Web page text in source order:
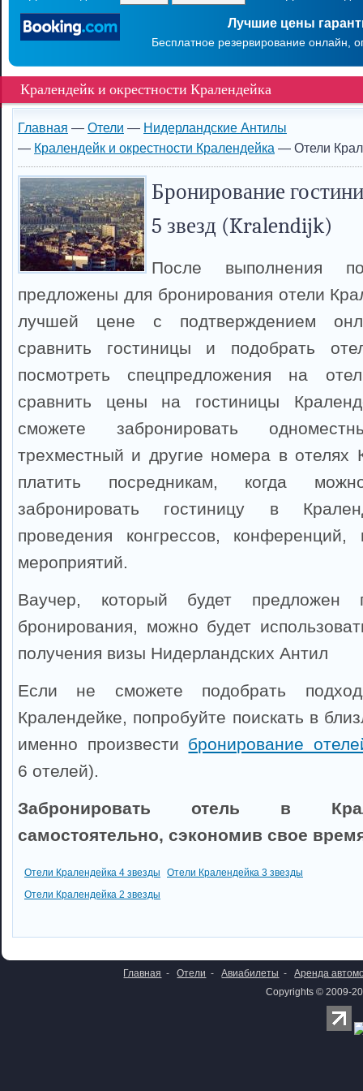
Лучшие цены
Бесплатное резервирование онлайн,
Кралендейк и окрестности Кралендейка
Главная — Отели — Нидерландские Антилы
— Кралендейк и окрестности Кралендейка — Отели
Бронирование
5 звезд (Kralendijk)
После выполнения
предложены для бронирования отели
лучшей цене с подтверждением
сравнить гостиницы и подобрать
посмотреть спецпредложения на
сравнить цены на гостиницы
сможете забронировать
трехместный и другие номера в отелях
платить посредникам, когда
забронировать гостиницу в
проведения конгрессов, конференций,
мероприятий.
Ваучер, который будет предложен
бронирования, можно будет
получения визы Нидерландских Антил
Если не сможете подобрать
Кралендейке, попробуйте поискать в
именно произвести бронирование
6 отелей).
Забронировать отель в
самостоятельно, сэкономив свое
Отели Кралендейка 4 звезды
Отели Кралендейка 3 звезды
Отели Кралендейка 2 звезды
Главная - Отели - Авиабилеты -
Аренда
Copyrights © 2009-